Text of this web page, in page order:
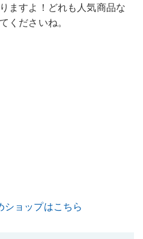
ますよ！どれも人気商品な
くださいね。
ショップはこちら